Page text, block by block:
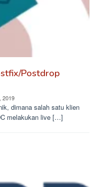
Postdrop
2019
dimana salah satu klien
melakukan live […]